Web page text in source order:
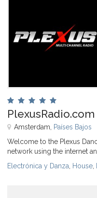
Amsterdam, Países Bajos
Welcome to the Plexus
network using the internet
Electrónica y Danza House